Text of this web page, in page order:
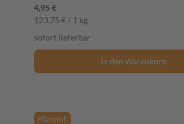
4,95 €
123,75 € / 1 kg
sofort lieferbar
In den Warenkorb
Pflanzlich